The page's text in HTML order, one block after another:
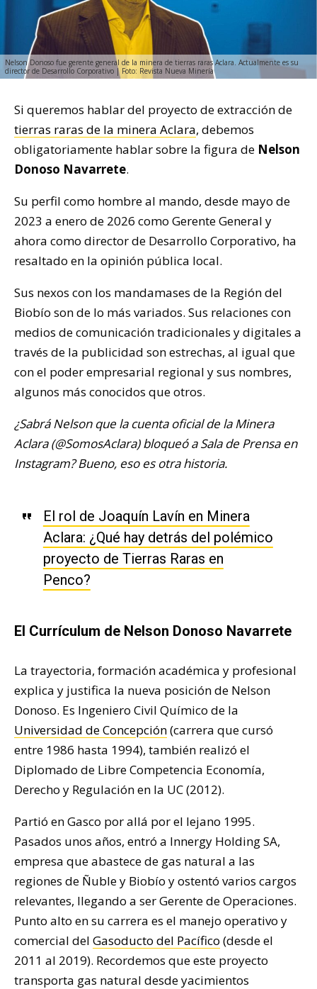
Nelson Donoso fue gerente general de la minera de tierras raras Aclara. Actualmente es su
director de Desarrollo Corporativo | Foto: Revista Nueva Minería
Si queremos hablar del proyecto de extracción de
tierras raras de la minera Aclara, debemos
obligatoriamente hablar sobre la figura de Nelson
Donoso Navarrete.
Su perfil como hombre al mando, desde mayo de
2023 a enero de 2026 como Gerente General y
ahora como director de Desarrollo Corporativo, ha
resaltado en la opinión pública local.
Sus nexos con los mandamases de la Región del
Biobío son de lo más variados. Sus relaciones con
medios de comunicación tradicionales y digitales a
través de la publicidad son estrechas, al igual que
con el poder empresarial regional y sus nombres,
algunos más conocidos que otros.
¿Sabrá Nelson que la cuenta oficial de la Minera
Aclara (@SomosAclara) bloqueó a Sala de Prensa en
Instagram? Bueno, eso es otra historia.
El rol de Joaquín Lavín en Minera
Aclara: ¿Qué hay detrás del polémico
proyecto de Tierras Raras en
Penco?
El Currículum de Nelson Donoso Navarrete
La trayectoria, formación académica y profesional
explica y justifica la nueva posición de Nelson
Donoso. Es Ingeniero Civil Químico de la
Universidad de Concepción(carrera que cursó
entre 1986 hasta 1994), también realizó el
Diplomado de Libre Competencia Economía,
Derecho y Regulación en la UC (2012).
Partió en Gasco por allá por el lejano 1995.
Pasados unos años, entró a Innergy Holding SA,
empresa que abastece de gas natural a las
regiones de Ñuble y Biobío y ostentó varios cargos
relevantes, llegando a ser Gerente de Operaciones.
Punto alto en su carrera es el manejo operativo y
comercial del Gasoducto del Pacífico (desde el
2011 al 2019). Recordemos que este proyecto
transporta gas natural desde yacimientos